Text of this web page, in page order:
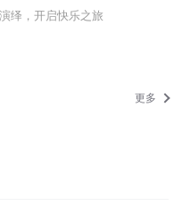
绎，开启快乐之旅
更多